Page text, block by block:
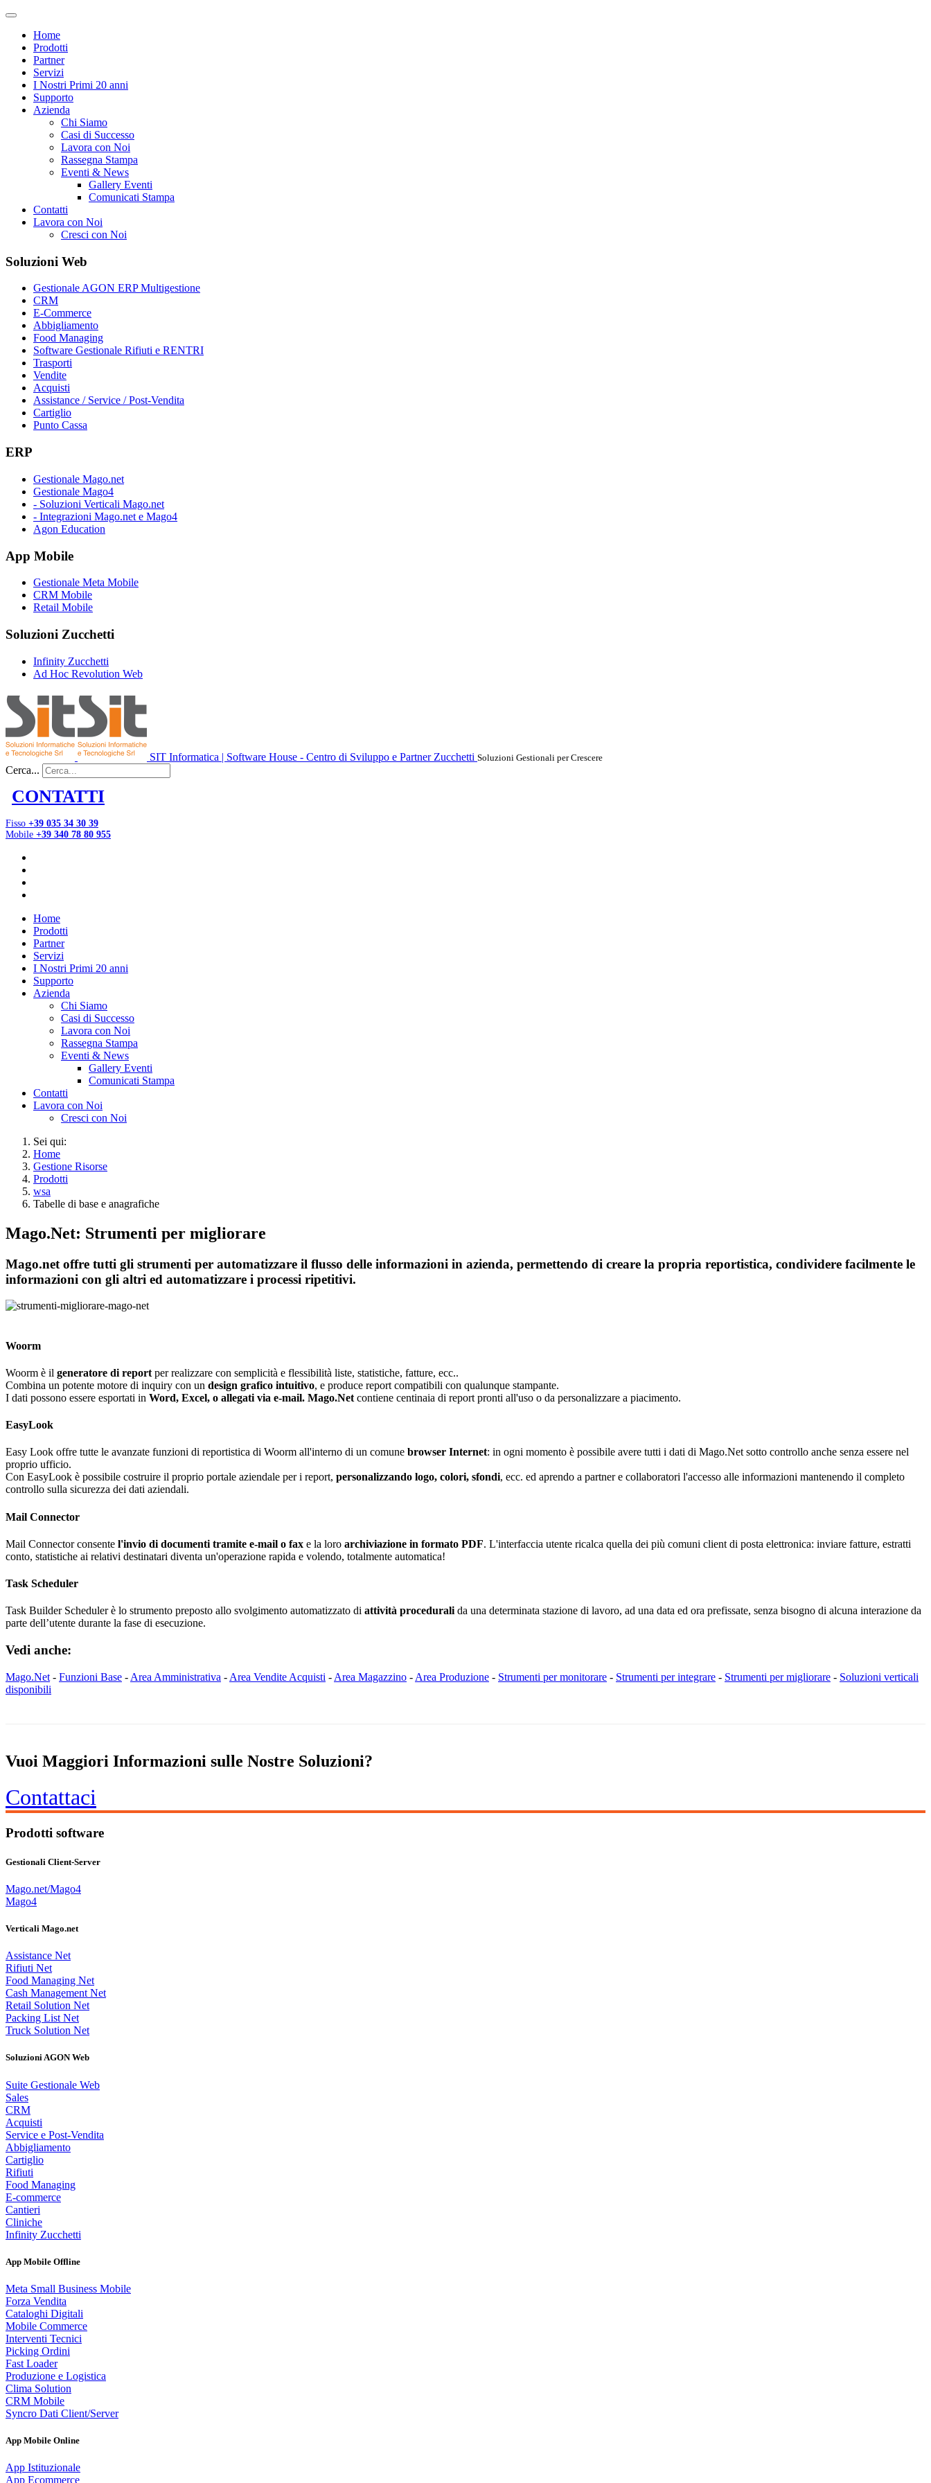
Home
Prodotti
Partner
Servizi
I Nostri Primi 20 anni
Supporto
Azienda
Chi Siamo
Casi di Successo
Lavora con Noi
Rassegna Stampa
Eventi & News
Gallery Eventi
Comunicati Stampa
Contatti
Lavora con Noi
Cresci con Noi
Soluzioni Web
Gestionale AGON ERP Multigestione
CRM
E-Commerce
Abbigliamento
Food Managing
Software Gestionale Rifiuti e RENTRI
Trasporti
Vendite
Acquisti
Assistance / Service / Post-Vendita
Cartiglio
Punto Cassa
ERP
Gestionale Mago.net
Gestionale Mago4
- Soluzioni Verticali Mago.net
- Integrazioni Mago.net e Mago4
Agon Education
App Mobile
Gestionale Meta Mobile
CRM Mobile
Retail Mobile
Soluzioni Zucchetti
Infinity Zucchetti
Ad Hoc Revolution Web
SIT Informatica | Software House - Centro di Sviluppo e Partner Zucchetti Soluzioni Gestionali per Crescere
Cerca...
CONTATTI
Fisso +39 035 34 30 39
Mobile +39 340 78 80 955
Home
Prodotti
Partner
Servizi
I Nostri Primi 20 anni
Supporto
Azienda
Chi Siamo
Casi di Successo
Lavora con Noi
Rassegna Stampa
Eventi & News
Gallery Eventi
Comunicati Stampa
Contatti
Lavora con Noi
Cresci con Noi
Sei qui:
Home
Gestione Risorse
Prodotti
wsa
Tabelle di base e anagrafiche
Mago.Net: Strumenti per migliorare
Mago.net offre tutti gli strumenti per automatizzare il flusso delle informazioni in azienda, permettendo di creare la propria reportistica, condividere facilmente le
informazioni con gli altri ed automatizzare i processi ripetitivi.
Woorm
Woorm è il generatore di report per realizzare con semplicità e flessibilità liste, statistiche, fatture, ecc..
Combina un potente motore di inquiry con un design grafico intuitivo, e produce report compatibili con qualunque stampante.
I dati possono essere esportati in Word, Excel, o allegati via e-mail. Mago.Net contiene centinaia di report pronti all'uso o da personalizzare a piacimento.
EasyLook
Easy Look offre tutte le avanzate funzioni di reportistica di Woorm all'interno di un comune browser Internet: in ogni momento è possibile avere tutti i dati di Mago.Net sotto controllo anche senza essere nel
proprio ufficio.
Con EasyLook è possibile costruire il proprio portale aziendale per i report, personalizzando logo, colori, sfondi, ecc. ed aprendo a partner e collaboratori l'accesso alle informazioni mantenendo il completo
controllo sulla sicurezza dei dati aziendali.
Mail Connector
Mail Connector consente l'invio di documenti tramite e-mail o fax e la loro archiviazione in formato PDF. L'interfaccia utente ricalca quella dei più comuni client di posta elettronica: inviare fatture, estratti
conto, statistiche ai relativi destinatari diventa un'operazione rapida e volendo, totalmente automatica!
Task Scheduler
Task Builder Scheduler è lo strumento preposto allo svolgimento automatizzato di attività proceduralida una determinata stazione di lavoro, ad una data ed ora prefissate, senza bisogno di alcuna interazione da
parte dell’utente durante la fase di esecuzione.
Vedi anche:
Mago.Net - Funzioni Base - Area Amministrativa - Area Vendite Acquisti - Area Magazzino - Area Produzione - Strumenti per monitorare - Strumenti per integrare - Strumenti per migliorare - Soluzioni verticali
disponibili
Vuoi Maggiori Informazioni sulle Nostre Soluzioni?
Contattaci
Prodotti software
Gestionali Client-Server
Mago.net/Mago4
Mago4
Verticali Mago.net
Assistance Net
Rifiuti Net
Food Managing Net
Cash Management Net
Retail Solution Net
Packing List Net
Truck Solution Net
Soluzioni AGON Web
Suite Gestionale Web
Sales
CRM
Acquisti
Service e Post-Vendita
Abbigliamento
Cartiglio
Rifiuti
Food Managing
E-commerce
Cantieri
Cliniche
Infinity Zucchetti
App Mobile Offline
Meta Small Business Mobile
Forza Vendita
Cataloghi Digitali
Mobile Commerce
Interventi Tecnici
Picking Ordini
Fast Loader
Produzione e Logistica
Clima Solution
CRM Mobile
Syncro Dati Client/Server
App Mobile Online
App Istituzionale
App Ecommerce